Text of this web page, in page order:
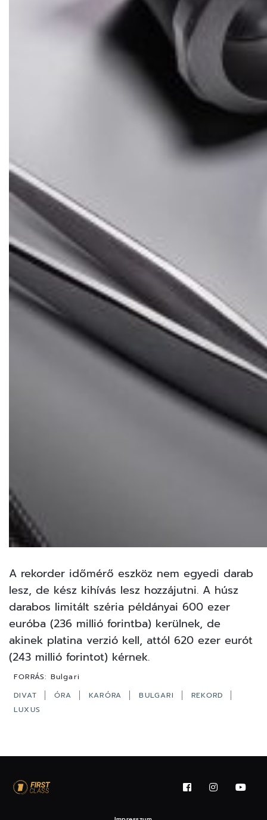
A rekorder időmérő eszköz nem egyedi darab
lesz, de kész kihívás lesz hozzájutni. A húsz
darabos limitált széria példányai 600 ezer
euróba (236 millió forintba) kerülnek, de
akinek platina verzió kell, attól 620 ezer eurót
(243 millió forintot) kérnek.
FORRÁS: Bulgari
DIVAT
ÓRA KARÓRA BULGARI
REKORD
LUXUS